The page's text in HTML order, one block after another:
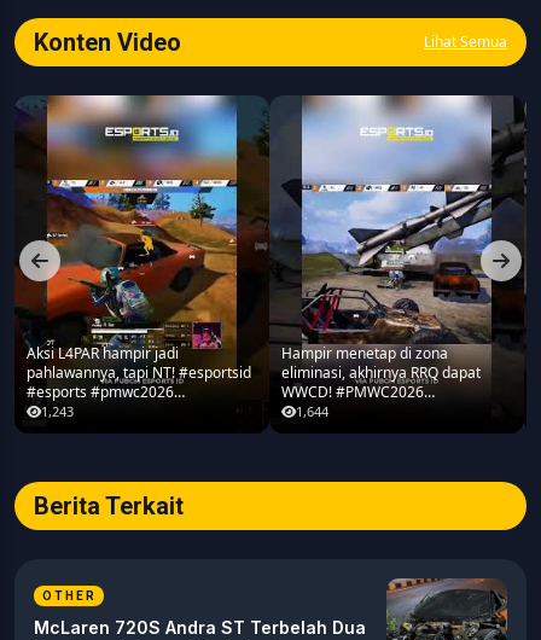
Konten Video Lihat Semua
Aksi L4PAR hampir jadi
pahlawannya, tapi NT! #esportsid
#esports #pmwc2026
#pubgmobile #teamrrq
1,243
Hampir menetap di zona
eliminasi, akhirnya RRQ dapat
WWCD! #PMWC2026
#pubgmobile #teamrrq
1,644
Berita Terkait
OTHER
McLaren 720S Andra ST Terbelah Dua